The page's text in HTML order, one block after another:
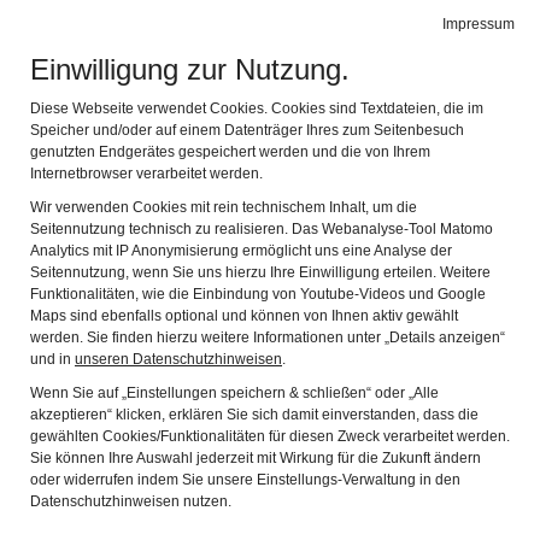
Impressum
Einwilligung zur Nutzung.
Diese Webseite verwendet Cookies. Cookies sind Textdateien, die im
Speicher und/oder auf einem Datenträger Ihres zum Seitenbesuch
genutzten Endgerätes gespeichert werden und die von Ihrem
Internetbrowser verarbeitet werden.
Wir verwenden Cookies mit rein technischem Inhalt, um die
Seitennutzung technisch zu realisieren. Das Webanalyse-Tool Matomo
Analytics mit IP Anonymisierung ermöglicht uns eine Analyse der
Seitennutzung, wenn Sie uns hierzu Ihre Einwilligung erteilen. Weitere
Funktionalitäten, wie die Einbindung von Youtube-Videos und Google
Maps sind ebenfalls optional und können von Ihnen aktiv gewählt
werden. Sie finden hierzu weitere Informationen unter „Details anzeigen“
und in unseren Datenschutzhinweisen.
Wenn Sie auf „Einstellungen speichern & schließen“ oder „Alle
akzeptieren“ klicken, erklären Sie sich damit einverstanden, dass die
gewählten Cookies/Funktionalitäten für diesen Zweck verarbeitet werden.
Sie können Ihre Auswahl jederzeit mit Wirkung für die Zukunft ändern
oder widerrufen indem Sie unsere Einstellungs-Verwaltung in den
Datenschutzhinweisen nutzen.
Zwischen Islam und
Christentum: Die Mesquita-
Catedral de Córdoba
Seit 1984 gehört die Moschee-Kathedrale von Córdoba
zum UNESCO-Weltkulturerbe. Das
außergewöhnliche Bauwerk zählt nicht nur zu den
eindrucksvollsten Architekturdenkmälern Europas,
sondern berichtet auch vom Miteinander und
Gegeneinander zwischen Islam und Christentum.